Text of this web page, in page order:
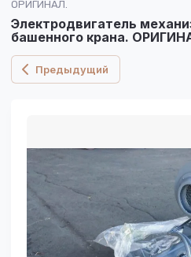
ОРИГИНАЛ.
Электродвигатель
башенного крана.
Предыдущий